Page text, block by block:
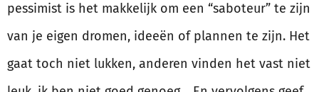
pessimist is het makkelijk om een “saboteur” te zijn
van je eigen dromen, ideeën of plannen te zijn. Het
gaat toch niet lukken, anderen vinden het vast niet